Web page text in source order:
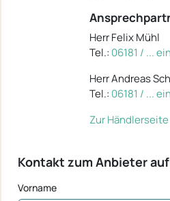
Herr Felix Mühl
Tel.: 06181 / ...
Herr Andreas
Tel.: 06181 / ...
Zur Händlerseite
Kontakt zum Anbieter
Vorname